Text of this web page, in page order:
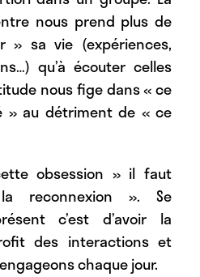
nous prend plus de
» sa vie (expériences,
qu’à écouter celles
nous fige dans « ce
» au détriment de « ce
obsession » il faut
reconnexion ». Se
c’est d’avoir la
des interactions et
chaque jour.